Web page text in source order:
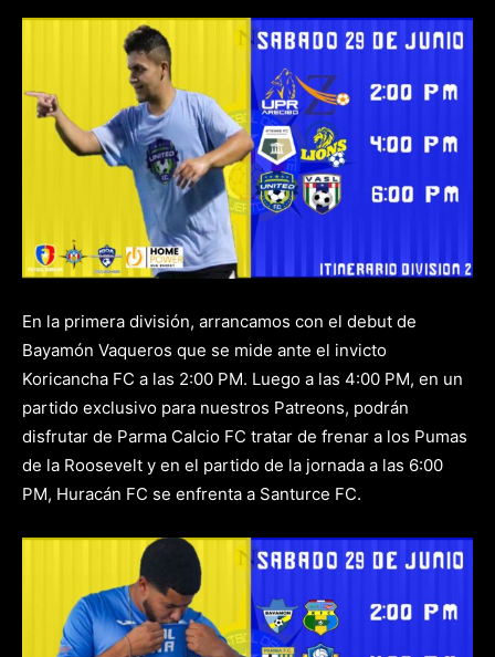
En la primera división, arrancamos con el debut de
Bayamón Vaqueros que se mide ante el invicto
Koricancha FC a las 2:00 PM. Luego a las 4:00 PM, en un
partido exclusivo para nuestros Patreons, podrán
disfrutar de Parma Calcio FC tratar de frenar a los Pumas
de la Roosevelt y en el partido de la jornada a las 6:00
PM, Huracán FC se enfrenta a Santurce FC.